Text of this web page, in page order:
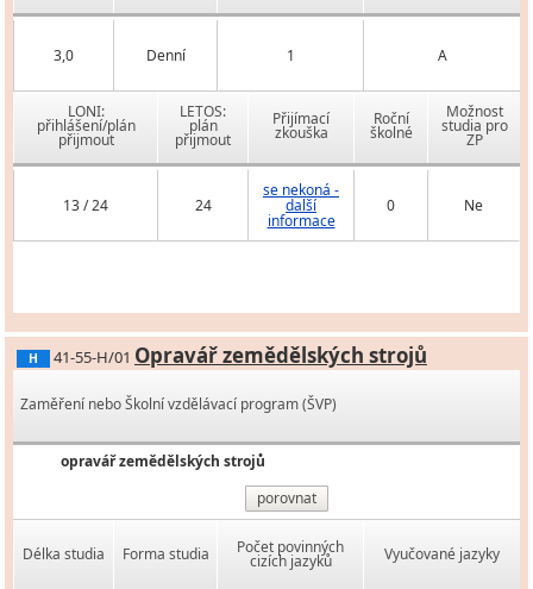
3,0 Denní 1 A
LONI:
přihlášení/plán
přijmout
LETOS:
plán
přijmout
Přijímací
zkouška
Roční
školné
Možnost
studia pro
ZP
13 / 24 24
se nekoná -
další
informace
0 Ne
H 41-55-H/01 Opravář zemědělských strojů
Zaměření nebo Školní vzdělávací program (ŠVP)
opravář zemědělských strojů
porovnat
Délka studia Forma studia Počet povinných
cizích jazyků Vyučované jazyky